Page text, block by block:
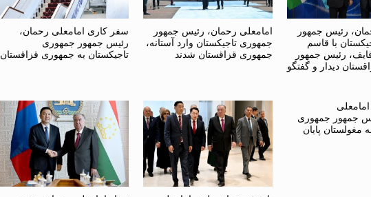
رئیس جمهور
با قاسم
رئیس جمهور
دیدار و گفتگو
امامعلی رحمان، رئیس جمهور
جمهوری تاجیکستان وارد آستانه،
جمهوری قزاقستان شدند
سفر کاری امامعلی رحمان،
رئیس جمهور جمهوری
تاجیکستان به جمهوری قزاقستان
جمهور جمهوری
مغولستان پایان